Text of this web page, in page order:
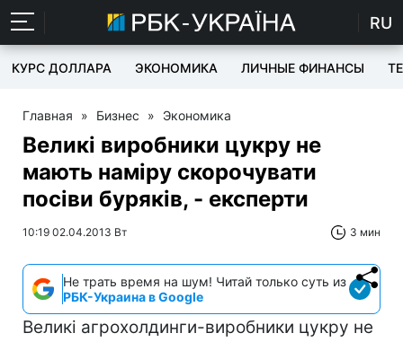
RU
КУРС ДОЛЛАРА ЭКОНОМИКА ЛИЧНЫЕ ФИНАНСЫ
Главная » Бизнес » Экономика
Великі виробники цукру не
мають наміру скорочувати
посіви буряків, - експерти
10:19 02.04.2013 Вт 3 мин
Не трать время на шум! Читай только суть из
РБК-Украина в Google
Великі агрохолдинги-виробники цукру не